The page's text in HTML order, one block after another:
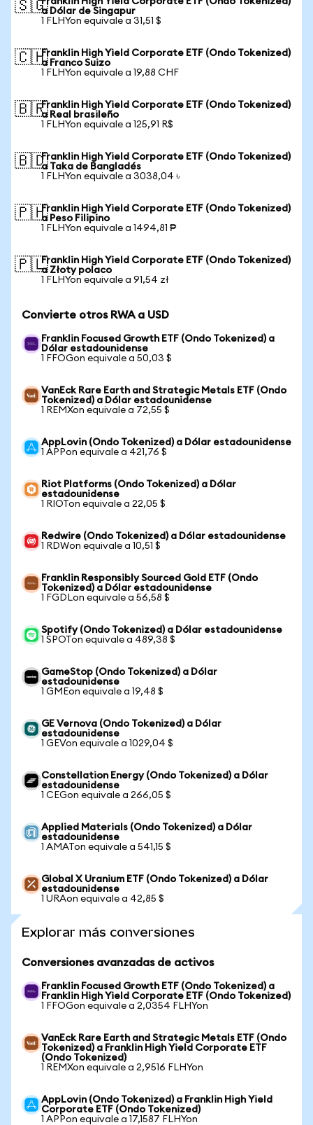
🇸🇬a Dólar de Singapur
1 FLHYon equivale a 31,51 $
🇨🇭Franklin High Yield Corporate ETF (Ondo Tokenized)
a Franco Suizo
1 FLHYon equivale a 19,88 CHF
🇧🇷Franklin High Yield Corporate ETF (Ondo Tokenized)
a Real brasileño
1 FLHYon equivale a 125,91 R$
🇧🇩Franklin High Yield Corporate ETF (Ondo Tokenized)
a Taka de Bangladés
1 FLHYon equivale a 3038,04 ৳
🇵🇭Franklin High Yield Corporate ETF (Ondo Tokenized)
a Peso Filipino
1 FLHYon equivale a 1494,81 ₱
🇵🇱Franklin High Yield Corporate ETF (Ondo Tokenized)
a Złoty polaco
1 FLHYon equivale a 91,54 zł
Convierte otros RWA a USD
Franklin Focused Growth ETF (Ondo Tokenized) a
Dólar estadounidense
1 FFOGon equivale a 50,03 $
VanEck Rare Earth and Strategic Metals ETF (Ondo
Tokenized) a Dólar estadounidense
1 REMXon equivale a 72,55 $
AppLovin (Ondo Tokenized) a Dólar estadounidense
1 APPon equivale a 421,76 $
Riot Platforms (Ondo Tokenized) a Dólar
estadounidense
1 RIOTon equivale a 22,05 $
Redwire (Ondo Tokenized) a Dólar estadounidense
1 RDWon equivale a 10,51 $
Franklin Responsibly Sourced Gold ETF (Ondo
Tokenized) a Dólar estadounidense
1 FGDLon equivale a 56,58 $
Spotify (Ondo Tokenized) a Dólar estadounidense
1 SPOTon equivale a 489,38 $
GameStop (Ondo Tokenized) a Dólar
estadounidense
1 GMEon equivale a 19,48 $
GE Vernova (Ondo Tokenized) a Dólar
estadounidense
1 GEVon equivale a 1029,04 $
Constellation Energy (Ondo Tokenized) a Dólar
estadounidense
1 CEGon equivale a 266,05 $
Applied Materials (Ondo Tokenized) a Dólar
estadounidense
1 AMATon equivale a 541,15 $
Global X Uranium ETF (Ondo Tokenized) a Dólar
estadounidense
1 URAon equivale a 42,85 $
Explorar más conversiones
Conversiones avanzadas de activos
Franklin Focused Growth ETF (Ondo Tokenized) a
Franklin High Yield Corporate ETF (Ondo Tokenized)
1 FFOGon equivale a 2,0354 FLHYon
VanEck Rare Earth and Strategic Metals ETF (Ondo
Tokenized) a Franklin High Yield Corporate ETF
(Ondo Tokenized)
1 REMXon equivale a 2,9516 FLHYon
AppLovin (Ondo Tokenized) a Franklin High Yield
Corporate ETF (Ondo Tokenized)
1 APPon equivale a 17,1587 FLHYon